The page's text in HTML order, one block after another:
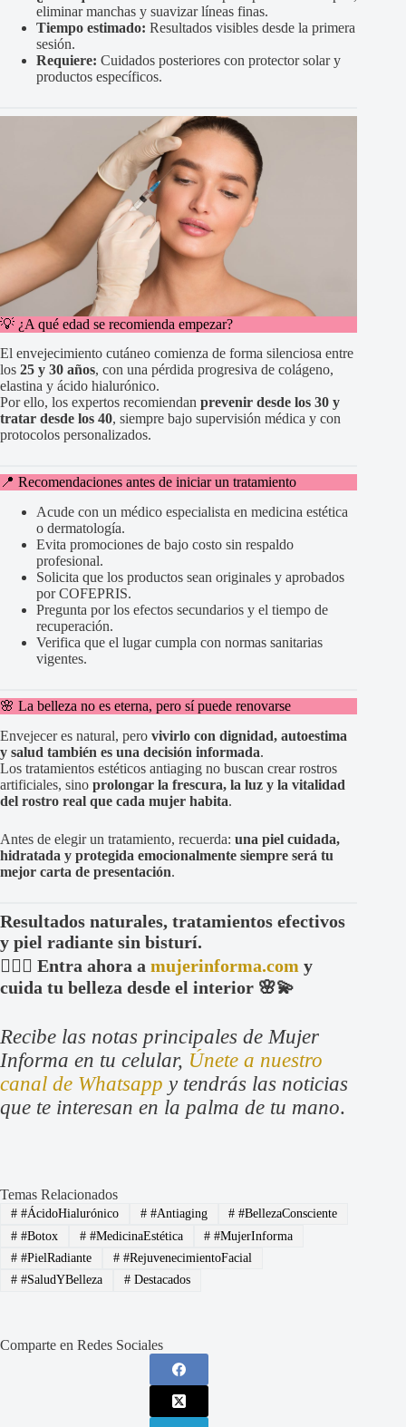
eliminar manchas y suavizar líneas finas.
Tiempo estimado: Resultados visibles desde la primera
sesión.
Requiere: Cuidados posteriores con protector solar y
productos específicos.
💡 ¿A qué edad se recomienda empezar?
El envejecimiento cutáneo comienza de forma silenciosa entre
los 25 y 30 años, con una pérdida progresiva de colágeno,
elastina y ácido hialurónico.
Por ello, los expertos recomiendan prevenir desde los 30 y
tratar desde los 40, siempre bajo supervisión médica y con
protocolos personalizados.
📍 Recomendaciones antes de iniciar un tratamiento
Acude con un médico especialista en medicina estética
o dermatología.
Evita promociones de bajo costo sin respaldo
profesional.
Solicita que los productos sean originales y aprobados
por COFEPRIS.
Pregunta por los efectos secundarios y el tiempo de
recuperación.
Verifica que el lugar cumpla con normas sanitarias
vigentes.
🌸 La belleza no es eterna, pero sí puede renovarse
Envejecer es natural, pero vivirlo con dignidad, autoestima
y salud también es una decisión informada.
Los tratamientos estéticos antiaging no buscan crear rostros
artificiales, sino prolongar la frescura, la luz y la vitalidad
del rostro real que cada mujer habita.
Antes de elegir un tratamiento, recuerda: una piel cuidada,
hidratada y protegida emocionalmente siempre será tu
mejor carta de presentación.
Resultados naturales, tratamientos efectivos
y piel radiante sin bisturí.
👩🏻‍⚕️ Entra ahora a mujerinforma.com y
cuida tu belleza desde el interior 🌸💫
Recibe las notas principales de Mujer
Informa en tu celular, Únete a nuestro
canal de Whatsapp y tendrás las noticias
que te interesan en la palma de tu mano.
Temas Relacionados
##ÁcidoHialurónico ##Antiaging # #BellezaConsciente
##Botox ##MedicinaEstética # #MujerInforma
##PielRadiante ##RejuvenecimientoFacial
##SaludYBelleza #Destacados
Comparte en Redes Sociales